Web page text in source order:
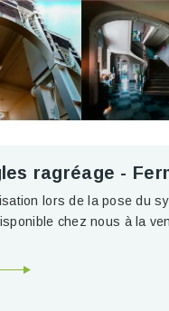
ragréage -
lors de la pose du
chez nous à la